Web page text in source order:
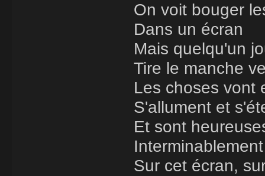
On voit bouger
Dans un écran
Mais quelqu'un
Tire le manche
Les choses vont
S'allument et
Et sont
Interminablement
Sur cet écran,